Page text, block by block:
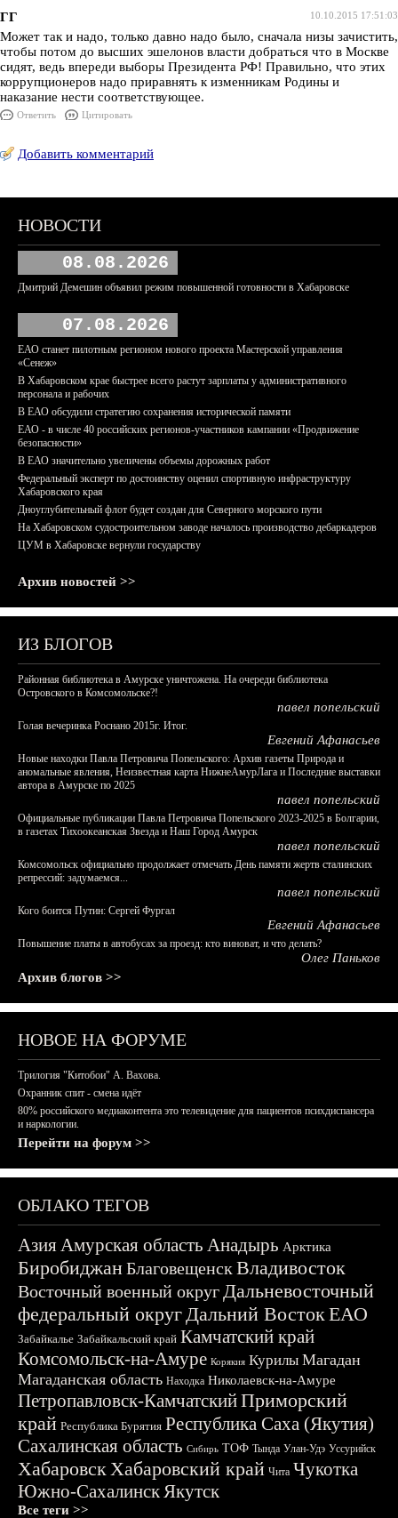
10.10.2015 17:51:03
ГГ
Может так и надо, только давно надо было, сначала низы зачистить,
чтобы потом до высших эшелонов власти добраться что в Москве
сидят, ведь впереди выборы Президента РФ! Правильно, что этих
коррупционеров надо приравнять к изменникам Родины и
наказание нести соответствующее.
Ответить Цитировать
Добавить комментарий
НОВОСТИ
08.08.2026
Дмитрий Демешин объявил режим повышенной готовности в Хабаровске
07.08.2026
ЕАО станет пилотным регионом нового проекта Мастерской управления
«Сенеж»
В Хабаровском крае быстрее всего растут зарплаты у административного
персонала и рабочих
В ЕАО обсудили стратегию сохранения исторической памяти
ЕАО - в числе 40 российских регионов-участников кампании «Продвижение
безопасности»
В ЕАО значительно увеличены объемы дорожных работ
Федеральный эксперт по достоинству оценил спортивную инфраструктуру
Хабаровского края
Дноуглубительный флот будет создан для Северного морского пути
На Хабаровском судостроительном заводе началось производство дебаркадеров
ЦУМ в Хабаровске вернули государству
Архив новостей >>
ИЗ БЛОГОВ
Районная библиотека в Амурске уничтожена. На очереди библиотека
Островского в Комсомольске?!
павел попельский
Голая вечеринка Роснано 2015г. Итог.
Евгений Афанасьев
Новые находки Павла Петровича Попельского: Архив газеты Природа и
аномальные явления, Неизвестная карта НижнеАмурЛага и Последние выставки
автора в Амурске по 2025
павел попельский
Официальные публикации Павла Петровича Попельского 2023-2025 в Болгарии,
в газетах Тихоокеанская Звезда и Наш Город Амурск
павел попельский
Комсомольск официально продолжает отмечать День памяти жертв сталинских
репрессий: задумаемся...
павел попельский
Кого боится Путин: Сергей Фургал
Евгений Афанасьев
Повышение платы в автобусах за проезд: кто виноват, и что делать?
Олег Паньков
Архив блогов >>
НОВОЕ НА ФОРУМЕ
Трилогия "Китобои" А. Вахова.
Охранник спит - смена идёт
80% российского медиаконтента это телевидение для пациентов психдиспансера
и наркологии.
Перейти на форум >>
ОБЛАКО ТЕГОВ
АзияАмурская область Анадырь Арктика
БиробиджанБлаговещенскВладивосток
Восточный военный округДальневосточный
федеральный округДальний ВостокЕАО
Забайкалье Забайкальский край Камчатский край
Комсомольск-на-Амуре Корякия Курилы Магадан
Магаданская область Находка Николаевск-на-Амуре
Петропавловск-КамчатскийПриморский
край Республика Бурятия Республика Саха (Якутия)
Сахалинская область Сибирь ТОФ Тында Улан-Удэ Уссурийск
ХабаровскХабаровский край Чита Чукотка
Южно-СахалинскЯкутск
Все теги >>